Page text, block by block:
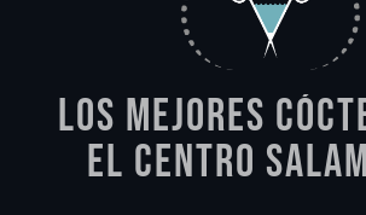
Los mejores
el centro